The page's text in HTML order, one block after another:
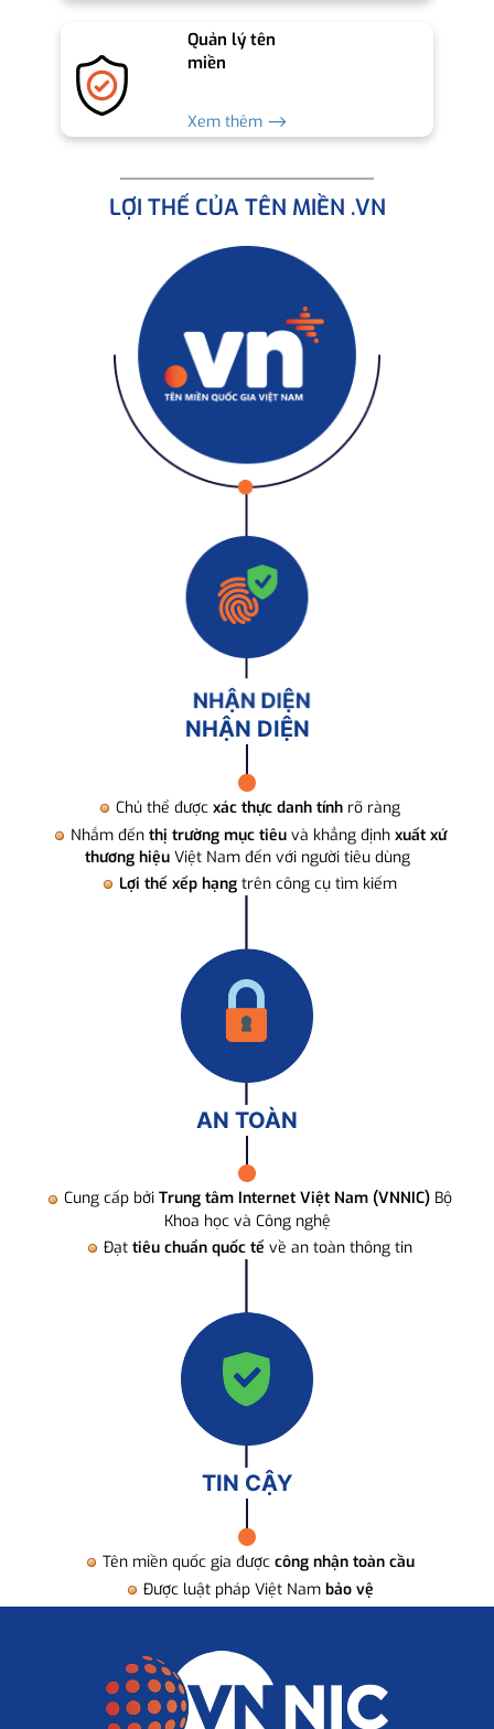
Quản lý tên
miền
Xem thêm ⟶
LỢI THẾ CỦA TÊN MIỀN .VN
NHẬN DIỆN
Chủ thể được xác thực danh tính rõ ràng
Nhắm đến thị trường mục tiêuvà khẳng định xuất xứ
thương hiệuViệt Nam đến với người tiêu dùng
Lợi thế xếp hạng trên công cụ tìm kiếm
AN TOÀN
Cung cấp bởi Trung tâm Internet Việt Nam (VNNIC) Bộ
Khoa học và Công nghệ
Đạt tiêu chuẩn quốc tế về an toàn thông tin
TIN CẬY
Tên miền quốc gia được công nhận toàn cầu
Được luật pháp Việt Nam bảo vệ